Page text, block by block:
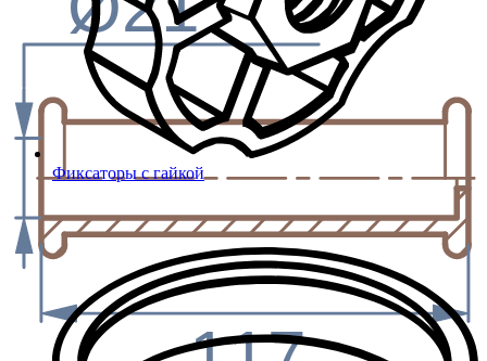
Фиксаторы с гайкой